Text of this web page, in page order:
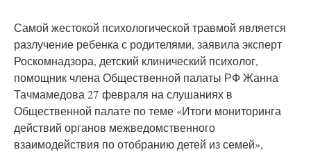
Самой жестокой психологической травмой является
разлучение ребенка с родителями, заявила эксперт
Роскомнадзора, детский клинический психолог,
помощник члена Общественной палаты РФ Жанна
Тачмамедова 27 февраля на слушаниях в
Общественной палате по теме «Итоги мониторинга
действий органов межведомственного
взаимодействия по отобранию детей из семей»,